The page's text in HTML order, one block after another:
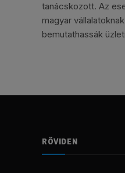
tanácskozott. Az
magyar
bemutathassák
RÖVIDEN